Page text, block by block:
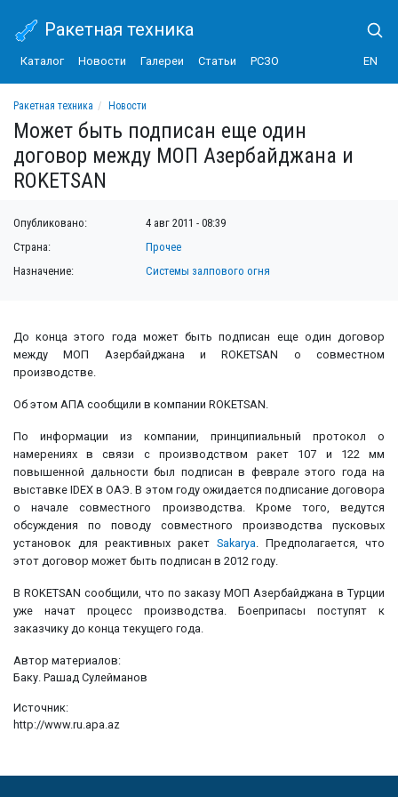
Ракетная техника
Каталог Новости Галереи Статьи РСЗО EN
Ракетная техника
Новости
Может быть подписан еще один договор между МОП Азербайджана и ROKETSAN
Может быть подписан еще один
договор между МОП Азербайджана и
ROKETSAN
Опубликовано:
4 авг 2011 - 08:39
Страна:
Прочее
Назначение:
Системы залпового огня
До конца этого года может быть подписан еще один договор
между МОП Азербайджана и ROKETSAN о совместном
производстве.
Об этом АПА сообщили в компании ROKETSAN.
По информации из компании, принципиальный протокол о
намерениях в связи с производством ракет 107 и 122 мм
повышенной дальности был подписан в феврале этого года на
выставке IDEX в ОАЭ. В этом году ожидается подписание договора
о начале совместного производства. Кроме того, ведутся
обсуждения по поводу совместного производства пусковых
установок для реактивных ракет Sakarya. Предполагается, что
этот договор может быть подписан в 2012 году.
В ROKETSAN сообщили, что по заказу МОП Азербайджана в Турции
уже начат процесс производства. Боеприпасы поступят к
заказчику до конца текущего года.
Автор материалов:
Баку. Рашад Сулейманов
Источник:
http://www.ru.apa.az